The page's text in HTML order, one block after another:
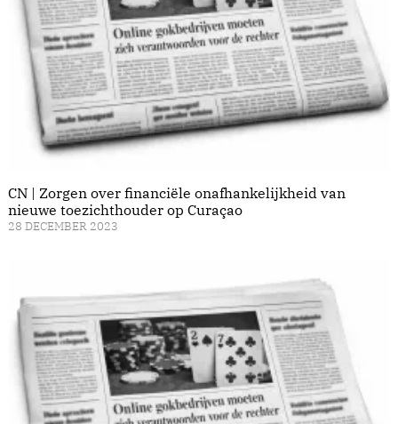
CN | Zorgen over financiële onafhankelijkheid van
nieuwe toezichthouder op Curaçao
28 DECEMBER 2023